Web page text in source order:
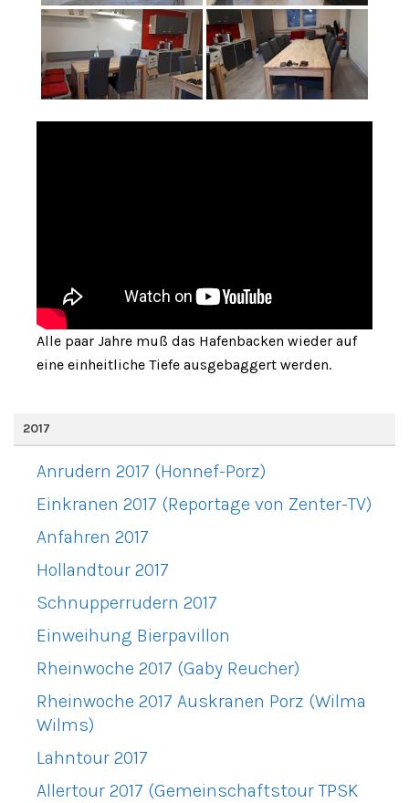
Alle paar Jahre muß das Hafenbacken wieder auf
eine einheitliche Tiefe ausgebaggert werden.
2017
Anrudern 2017 (Honnef-Porz)
Einkranen 2017 (Reportage von Zenter-TV)
Anfahren 2017
Hollandtour 2017
Schnupperrudern 2017
Einweihung Bierpavillon
Rheinwoche 2017 (Gaby Reucher)
Rheinwoche 2017 Auskranen Porz (Wilma
Wilms)
Lahntour 2017
Allertour 2017 (Gemeinschaftstour TPSK